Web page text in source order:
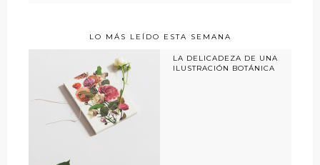
LO MÁS LEÍDO ESTA SEMANA
LA DELICADEZA DE UNA
ILUSTRACIÓN BOTÁNICA